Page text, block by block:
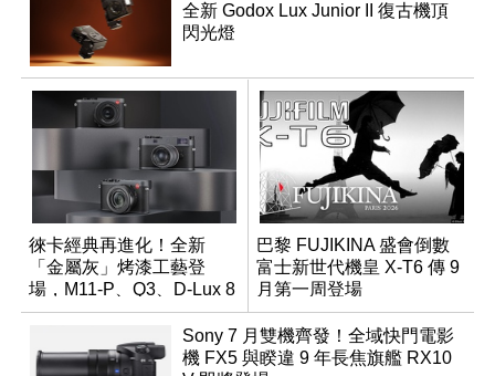
全新 Godox Lux Junior II 復古機頂
閃光燈
徠卡經典再進化！全新
「金屬灰」烤漆工藝登
場，M11-P、Q3、D-Lux 8
領銜換裝
巴黎 FUJIKINA 盛會倒數
富士新世代機皇 X-T6 傳 9
月第一周登場
Sony 7 月雙機齊發！全域快門電影
機 FX5 與睽違 9 年長焦旗艦 RX10